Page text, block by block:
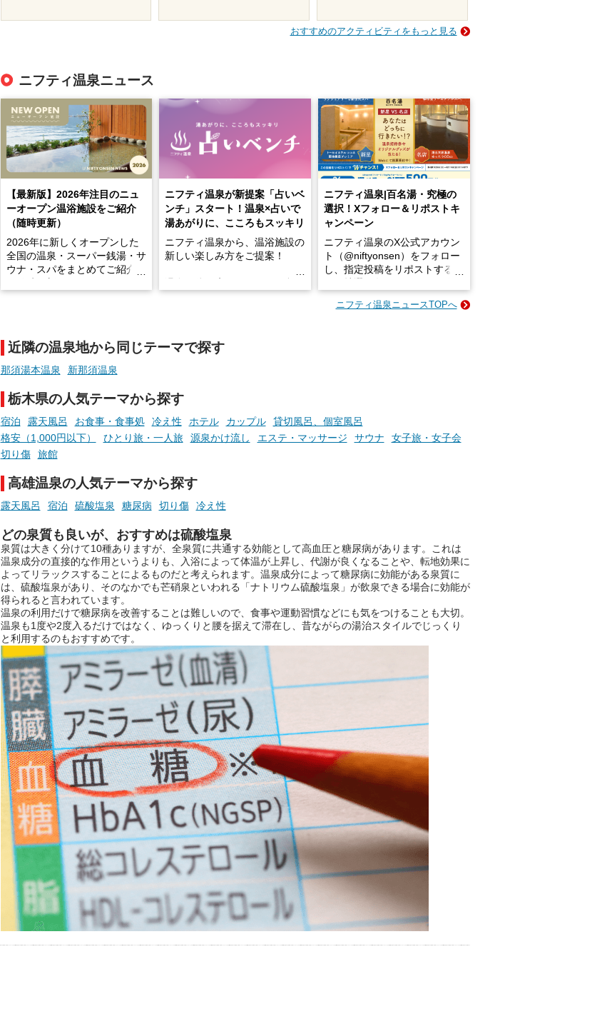
おすすめのアクティビティをもっと見る
ニフティ温泉ニュース
【最新版】2026年注目のニュ
ーオープン温浴施設をご紹介
（随時更新）
2026年に新しくオープンした
全国の温泉・スーパー銭湯・サ
ウナ・スパをまとめてご紹介！
まったスポットが続々登場して
います。
現地取材記事もあわせて紹介し
ていますので、気になる施設は
ぜひチェックして次のおでかけ
先の参考にしてみてください
ね。
ニフティ温泉が新提案「占いベ
ンチ」スタート！温泉×占いで
湯あがりに、こころもスッキリ
ニフティ温泉から、温浴施設の
新しい楽しみ方をご提案！
手相やタロットなど気軽に楽し
ニフティ温泉|百名湯・究極の
選択！Xフォロー＆リポストキ
ャンペーン
ニフティ温泉のX公式アカウン
ト（@niftyonsen）をフォロー
し、指定投稿をリポストする
GIFT500円分をプレゼントい
ニフティ温泉ニュースTOPへ
近隣の温泉地から同じテーマで探す
那須湯本温泉 新那須温泉
栃木県の人気テーマから探す
宿泊 露天風呂 お食事・食事処 冷え性 ホテル カップル
貸切風呂、個室風呂
格安（1,000円以下）
ひとり旅・一人旅 源泉かけ流し エステ・マッサージ サウナ
女子旅・女子会
切り傷
旅館
高雄温泉の人気テーマから探す
露天風呂 宿泊 硫酸塩泉 糖尿病 切り傷 冷え性
どの泉質も良いが、おすすめは硫酸塩泉
泉質は大きく分けて10種ありますが、全泉質に共通する効能として高血圧と糖尿病があります。これは
温泉成分の直接的な作用というよりも、入浴によって体温が上昇し、代謝が良くなることや、転地効果に
よってリラックスすることによるものだと考えられます。温泉成分によって糖尿病に効能がある泉質に
は、硫酸塩泉があり、そのなかでも芒硝泉といわれる「ナトリウム硫酸塩泉」が飲泉できる場合に効能が
得られると言われています。
温泉の利用だけで糖尿病を改善することは難しいので、食事や運動習慣などにも気をつけることも大切。
温泉も1度や2度入るだけではなく、ゆっくりと腰を据えて滞在し、昔ながらの湯治スタイルでじっくり
と利用するのもおすすめです。